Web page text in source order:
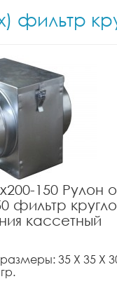
фильтр
150 Рулон
фильтр
кассетный
35 X 35 X